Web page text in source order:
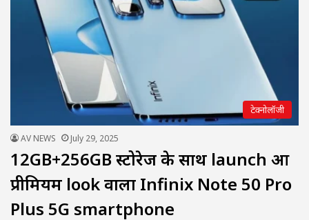
टेक्नोलॉजी
AV NEWS July 29, 2025
12GB+256GB स्टोरेज के साथ launch हुआ
प्रीमियम look वाला Infinix Note 50 Pro
Plus 5G smartphone